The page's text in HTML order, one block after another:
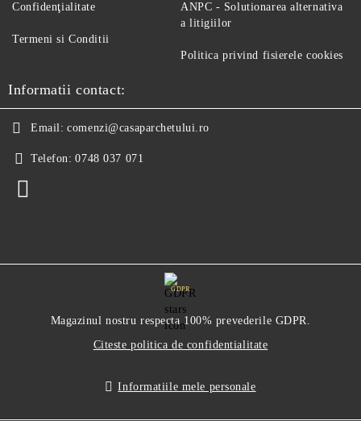
Confidenţialitate
Termeni si Conditii
ANPC - Solutionarea alternativa
a litigiilor
Politica privind fisierele cookies
Informatii contact:
Email: comenzi@casaparchetului.ro
Telefon: 0748 037 071
GDPR
Magazinul nostru respecta 100% prevederile GDPR.
Citeste politica de confidentialitate
Informatiile mele personale